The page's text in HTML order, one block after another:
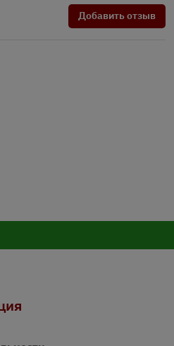
Добавить отзыв